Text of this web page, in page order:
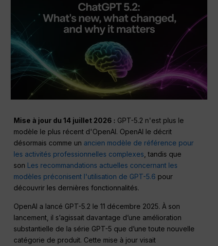
Mise à jour du 14 juillet 2026 : GPT-5.2 n'est plus le
modèle le plus récent d'OpenAI. OpenAI le décrit
désormais comme un ancien modèle de référence pour
les activités professionnelles complexes , tandis que
son Les recommandations actuelles concernant les
modèles préconisent l'utilisation de GPT-5.6 pour
découvrir les dernières fonctionnalités.
OpenAI a lancé GPT-5.2 le 11 décembre 2025. À son
lancement, il s’agissait davantage d’une amélioration
substantielle de la série GPT-5 que d’une toute nouvelle
catégorie de produit. Cette mise à jour visait